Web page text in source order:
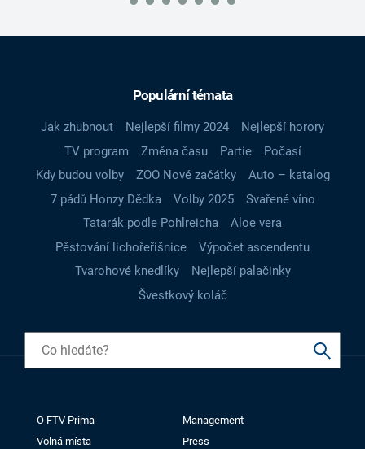
Populární témata
Jak zhubnout Nejlepší filmy 2024
Nejlepší horory
TV program
Změna času Partie
Počasí
Kdy budou volby
ZOO Nové začátky
Auto – katalog
7 pádů Honzy Dědka
Volby 2025
Svařené víno
Tatarák podle Pohlreicha
Aloe vera
Pěstování lichořeřišnice
Výpočet ascendentu
Tvarohové knedlíky
Nejlepší palačinky
Švestkový koláč
O FTV Prima
Management
Volná místa
Press